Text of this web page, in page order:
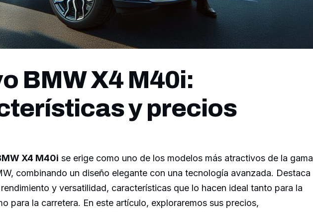
BMW X4 M40i:
y precios
X4 M40i se erige como uno de los modelos más atractivos de la gama
combinando un diseño elegante con una tecnología avanzada. Destaca
y versatilidad, características que lo hacen ideal tanto para la
para la carretera. En este artículo, exploraremos sus precios,